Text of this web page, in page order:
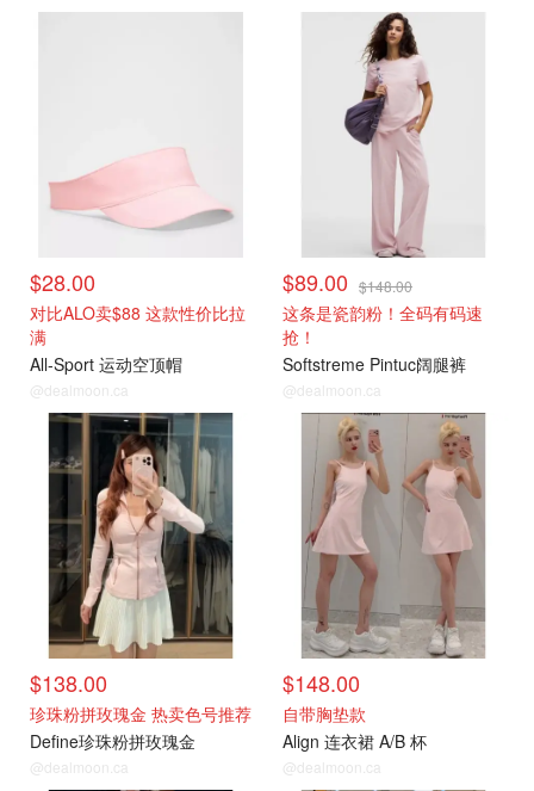
$28.00
对比ALO卖$88 这款性价比拉
满
All-Sport 运动空顶帽
@dealmoon.ca
$89.00 $148.00
这条是瓷韵粉！全码有码速
抢！
Softstreme Pintuc阔腿裤
@dealmoon.ca
$138.00
珍珠粉拼玫瑰金 热卖色号推荐
Define珍珠粉拼玫瑰金
@dealmoon.ca
$148.00
自带胸垫款
Align 连衣裙 A/B 杯
@dealmoon.ca